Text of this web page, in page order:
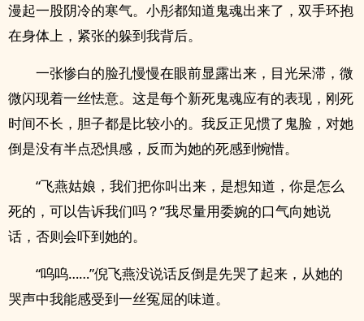
漫起一股阴冷的寒气。小彤都知道鬼魂出来了，双手环抱
在身体上，紧张的躲到我背后。
一张惨白的脸孔慢慢在眼前显露出来，目光呆滞，微
微闪现着一丝怯意。这是每个新死鬼魂应有的表现，刚死
时间不长，胆子都是比较小的。我反正见惯了鬼脸，对她
倒是没有半点恐惧感，反而为她的死感到惋惜。
“飞燕姑娘，我们把你叫出来，是想知道，你是怎么
死的，可以告诉我们吗？”我尽量用委婉的口气向她说
话，否则会吓到她的。
“呜呜……”倪飞燕没说话反倒是先哭了起来，从她的
哭声中我能感受到一丝冤屈的味道。